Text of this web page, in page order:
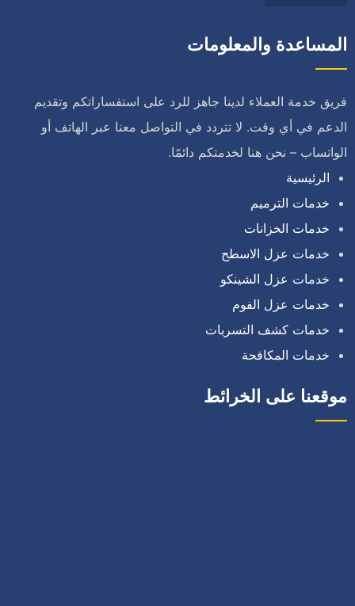
المساعدة والمعلومات
فريق خدمة العملاء لدينا جاهز للرد على استفساراتكم وتقديم
الدعم في أي وقت. لا تتردد في التواصل معنا عبر الهاتف أو
الواتساب – نحن هنا لخدمتكم دائمًا.
الرئيسية
خدمات الترميم
خدمات الخزانات
خدمات عزل الاسطح
خدمات عزل الشينكو
خدمات عزل الفوم
خدمات كشف التسربات
خدمات المكافحة
موقعنا على الخرائط